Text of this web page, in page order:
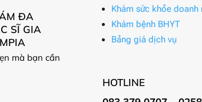
ĐA
SĨ GIA
mà bạn cần
Khám sức khỏe doanh
Khám bệnh BHYT
Bảng giá dịch vụ
HOTLINE